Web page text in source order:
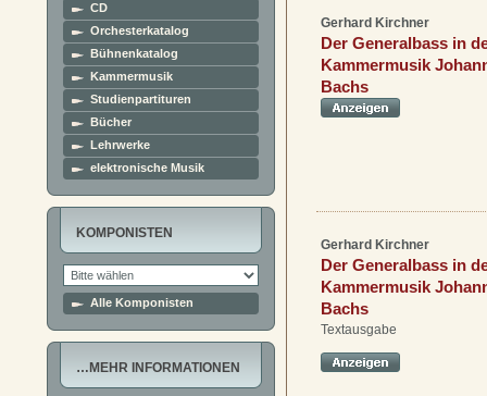
CD
Orchesterkatalog
Bühnenkatalog
Kammermusik
Studienpartituren
Bücher
Lehrwerke
elektronische Musik
KOMPONISTEN
Alle Komponisten
…MEHR INFORMATIONEN
Gerhard Kirchner
Der Generalbass in
Kammermusik
Bachs
Gerhard Kirchner
Der Generalbass in
Kammermusik
Bachs
Textausgabe